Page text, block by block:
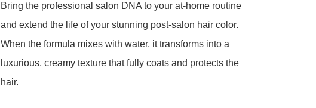
Bring the professional salon DNA to your at-home routine
and extend the life of your stunning post-salon hair color.
When the formula mixes with water, it transforms into a
luxurious, creamy texture that fully coats and protects the
hair.